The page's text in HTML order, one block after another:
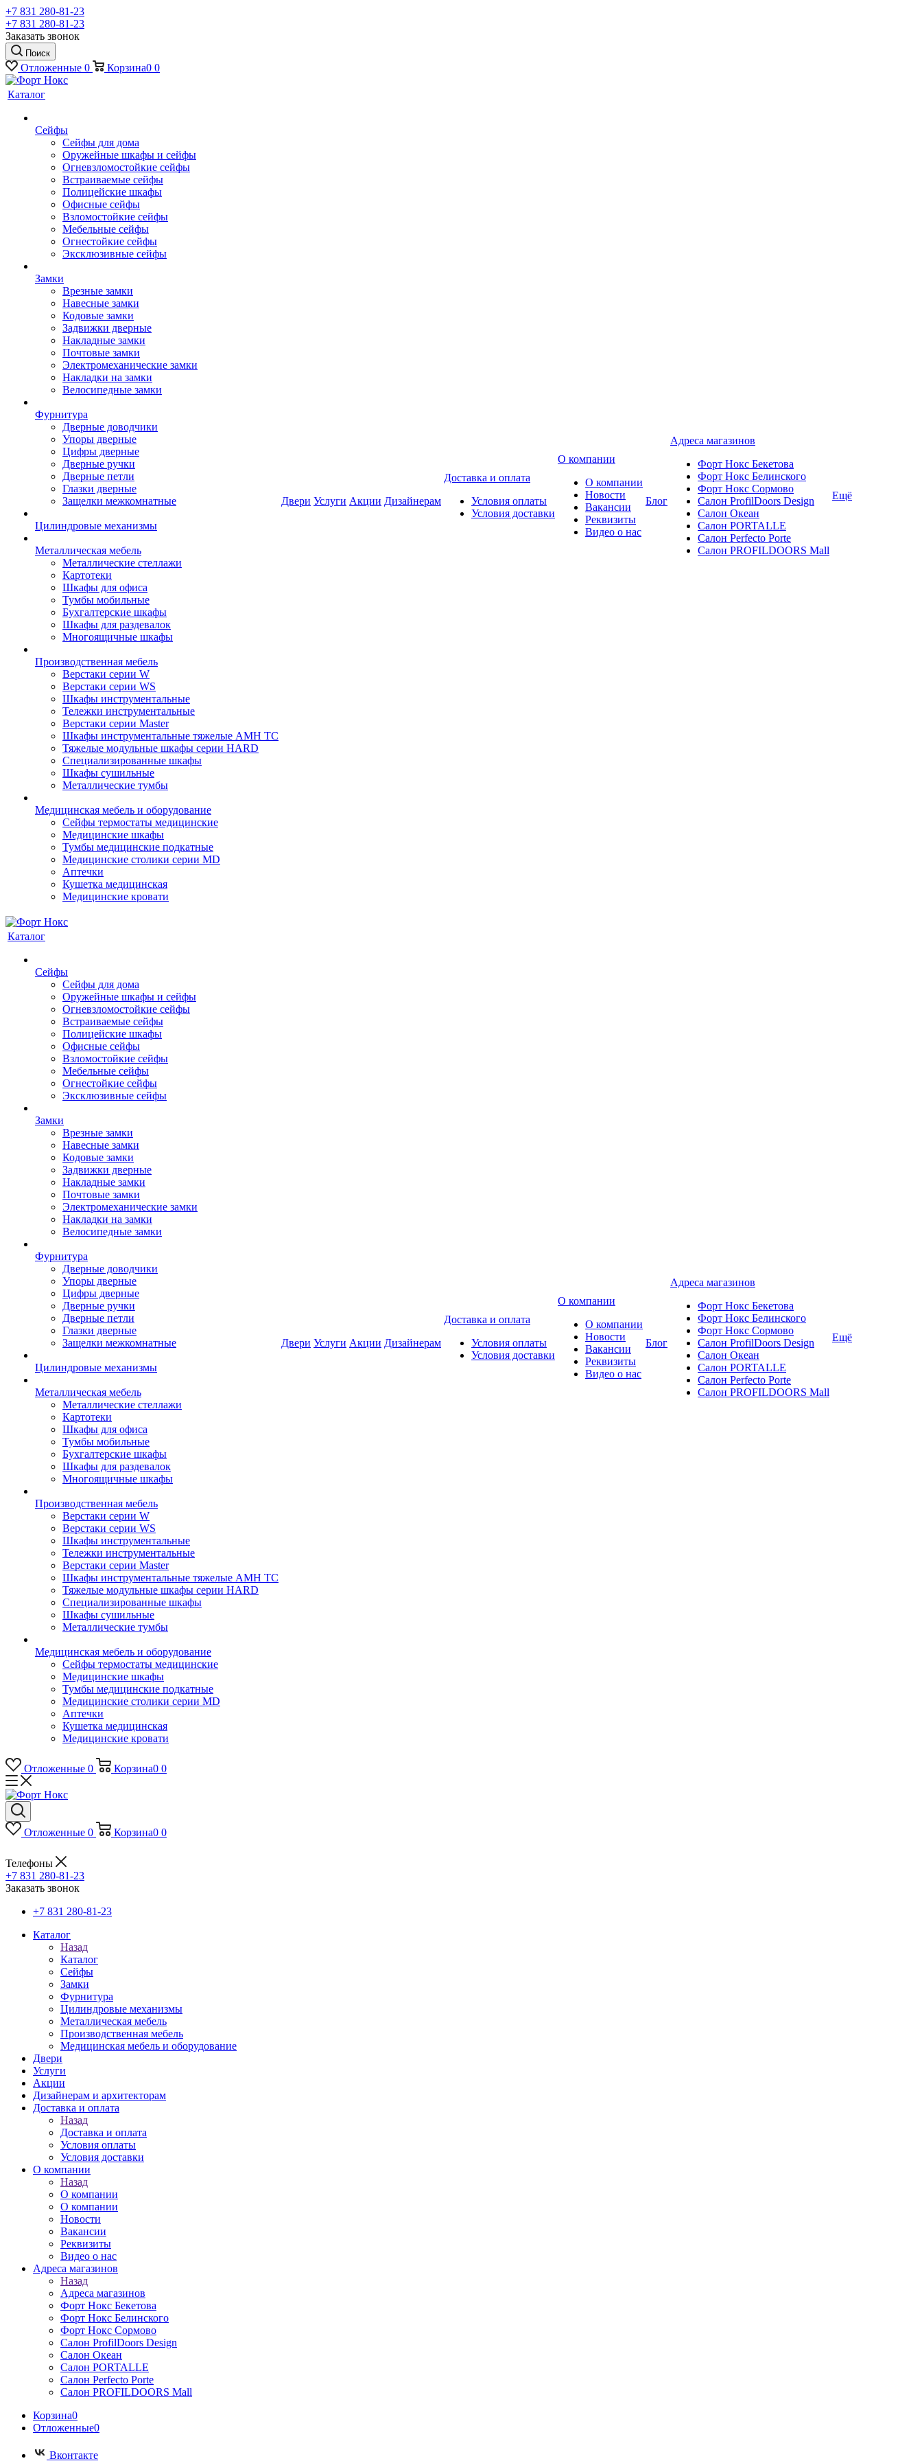
+7 831 280-81-23
+7 831 280-81-23
Заказать звонок
Поиск
Отложенные 0 Корзина0 0
Каталог
Сейфы
Сейфы для дома
Оружейные шкафы и сейфы
Огневзломостойкие сейфы
Встраиваемые сейфы
Полицейские шкафы
Офисные сейфы
Взломостойкие сейфы
Мебельные сейфы
Огнестойкие сейфы
Эксклюзивные сейфы
Замки
Врезные замки
Навесные замки
Кодовые замки
Задвижки дверные
Накладные замки
Почтовые замки
Электромеханические замки
Накладки на замки
Велосипедные замки
Фурнитура
Дверные доводчики
Упоры дверные
Цифры дверные
Дверные ручки
Дверные петли
Глазки дверные
Защелки межкомнатные
Цилиндровые механизмы
Металлическая мебель
Металлические стеллажи
Картотеки
Шкафы для офиса
Тумбы мобильные
Бухгалтерские шкафы
Шкафы для раздевалок
Многоящичные шкафы
Производственная мебель
Верстаки серии W
Верстаки серии WS
Шкафы инструментальные
Тележки инструментальные
Верстаки серии Master
Шкафы инструментальные тяжелые AMH TC
Тяжелые модульные шкафы серии HARD
Cпециализированные шкафы
Шкафы сушильные
Металлические тумбы
Медицинская мебель и оборудование
Сейфы термостаты медицинские
Медицинские шкафы
Тумбы медицинские подкатные
Медицинские столики серии MD
Аптечки
Кушетка медицинская
Медицинские кровати
Двери Услуги Акции Дизайнерам
Доставка и оплата
Условия оплаты
Условия доставки
О компании
О компании
Новости
Вакансии
Реквизиты
Видео о нас
Блог
Адреса магазинов
Форт Нокс Бекетова
Форт Нокс Белинского
Форт Нокс Сормово
Салон ProfilDoors Design
Салон Океан
Салон PORTALLE
Салон Perfecto Portе
Салон PROFILDOORS Mall
Ещё
Каталог
Сейфы
Сейфы для дома
Оружейные шкафы и сейфы
Огневзломостойкие сейфы
Встраиваемые сейфы
Полицейские шкафы
Офисные сейфы
Взломостойкие сейфы
Мебельные сейфы
Огнестойкие сейфы
Эксклюзивные сейфы
Замки
Врезные замки
Навесные замки
Кодовые замки
Задвижки дверные
Накладные замки
Почтовые замки
Электромеханические замки
Накладки на замки
Велосипедные замки
Фурнитура
Дверные доводчики
Упоры дверные
Цифры дверные
Дверные ручки
Дверные петли
Глазки дверные
Защелки межкомнатные
Цилиндровые механизмы
Металлическая мебель
Металлические стеллажи
Картотеки
Шкафы для офиса
Тумбы мобильные
Бухгалтерские шкафы
Шкафы для раздевалок
Многоящичные шкафы
Производственная мебель
Верстаки серии W
Верстаки серии WS
Шкафы инструментальные
Тележки инструментальные
Верстаки серии Master
Шкафы инструментальные тяжелые AMH TC
Тяжелые модульные шкафы серии HARD
Cпециализированные шкафы
Шкафы сушильные
Металлические тумбы
Медицинская мебель и оборудование
Сейфы термостаты медицинские
Медицинские шкафы
Тумбы медицинские подкатные
Медицинские столики серии MD
Аптечки
Кушетка медицинская
Медицинские кровати
Двери Услуги Акции Дизайнерам
Доставка и оплата
Условия оплаты
Условия доставки
О компании
О компании
Новости
Вакансии
Реквизиты
Видео о нас
Блог
Адреса магазинов
Форт Нокс Бекетова
Форт Нокс Белинского
Форт Нокс Сормово
Салон ProfilDoors Design
Салон Океан
Салон PORTALLE
Салон Perfecto Portе
Салон PROFILDOORS Mall
Ещё
Отложенные 0 Корзина0 0
Отложенные 0 Корзина0 0
Телефоны
+7 831 280-81-23
Заказать звонок
+7 831 280-81-23
Каталог
Назад
Каталог
Сейфы
Замки
Фурнитура
Цилиндровые механизмы
Металлическая мебель
Производственная мебель
Медицинская мебель и оборудование
Двери
Услуги
Акции
Дизайнерам и архитекторам
Доставка и оплата
Назад
Доставка и оплата
Условия оплаты
Условия доставки
О компании
Назад
О компании
О компании
Новости
Вакансии
Реквизиты
Видео о нас
Адреса магазинов
Назад
Адреса магазинов
Форт Нокс Бекетова
Форт Нокс Белинского
Форт Нокс Сормово
Салон ProfilDoors Design
Салон Океан
Салон PORTALLE
Салон Perfecto Portе
Салон PROFILDOORS Mall
Корзина0
Отложенные0
Вконтакте